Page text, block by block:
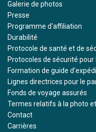
Galerie de photos
Presse
Programme d'affiliation
Durabilité
Protocole de santé et de
Protocoles de sécurité pour
Formation de guide
Lignes directrices pour le
Fonds de voyage assurés
Termes relatifs à la photo
Contact
Carrières